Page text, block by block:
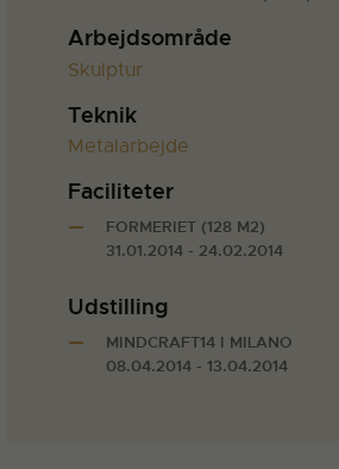
Arbejdsområde
Skulptur
Teknik
Metalarbejde
Faciliteter
FORMERIET (128 M2)
31.01.2014 - 24.02.2014
Udstilling
MINDCRAFT14 I MILANO
08.04.2014 - 13.04.2014